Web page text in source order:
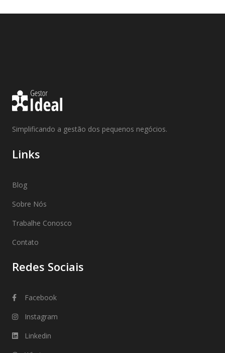
Simplificando a gestão dos pequenos negócios.
Links
Blog
Sobre Nós
Trabalhe Conosco
Contato
Redes Sociais
Facebook
Instagram
Linkedin